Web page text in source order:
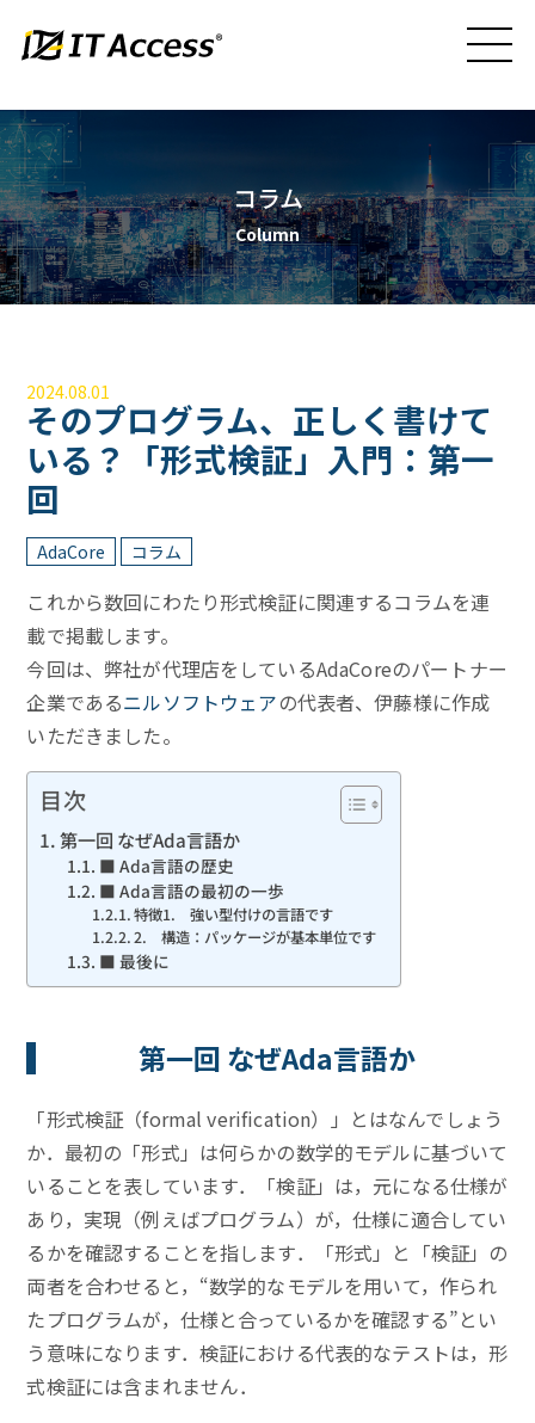
コラム
Column
2024.08.01
そのプログラム、正しく書けて
いる？「形式検証」入門：第一
回
AdaCore コラム
これから数回にわたり形式検証に関連するコラムを連
載で掲載します。
今回は、弊社が代理店をしているAdaCoreのパートナー
企業であるニルソフトウェアの代表者、伊藤様に作成
いただきました。
目次
第一回 なぜAda言語か
■ Ada言語の歴史
■ Ada言語の最初の一歩
特徴1. 強い型付けの言語です
2. 構造：パッケージが基本単位です
■ 最後に
第一回 なぜAda言語か
「形式検証（formal verification）」とはなんでしょう
か．最初の「形式」は何らかの数学的モデルに基づいて
いることを表しています．「検証」は，元になる仕様が
あり，実現（例えばプログラム）が，仕様に適合してい
るかを確認することを指します．「形式」と「検証」の
両者を合わせると，“数学的なモデルを用いて，作られ
たプログラムが，仕様と合っているかを確認する”とい
う意味になります．検証における代表的なテストは，形
式検証には含まれません．